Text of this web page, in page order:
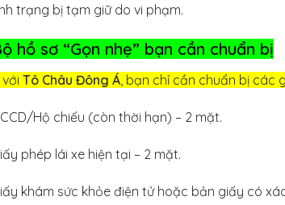
trạng bị tạm giữ do vi phạm.
hồ sơ “Gọn nhẹ” bạn cần chuẩn bị
Tô Châu Đông Á, bạn chỉ cần chuẩn bị các
Hộ chiếu (còn thời hạn) – 2 mặt.
phép lái xe hiện tại – 2 mặt.
khám sức khỏe điện tử hoặc bản giấy có